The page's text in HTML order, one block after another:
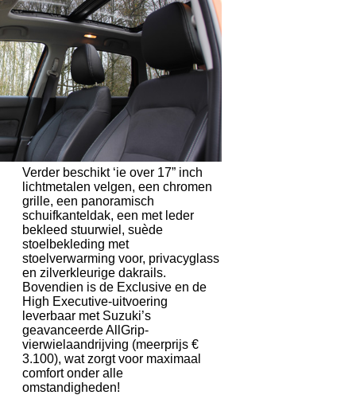
Verder beschikt ‘ie over 17” inch
lichtmetalen velgen, een chromen
grille, een panoramisch
schuifkanteldak, een met leder
bekleed stuurwiel, suède
stoelbekleding met
stoelverwarming voor, privacyglass
en zilverkleurige dakrails.
Bovendien is de Exclusive en de
High Executive-uitvoering
leverbaar met Suzuki’s
geavanceerde AllGrip-
vierwielaandrijving (meerprijs €
3.100), wat zorgt voor maximaal
comfort onder alle
omstandigheden!